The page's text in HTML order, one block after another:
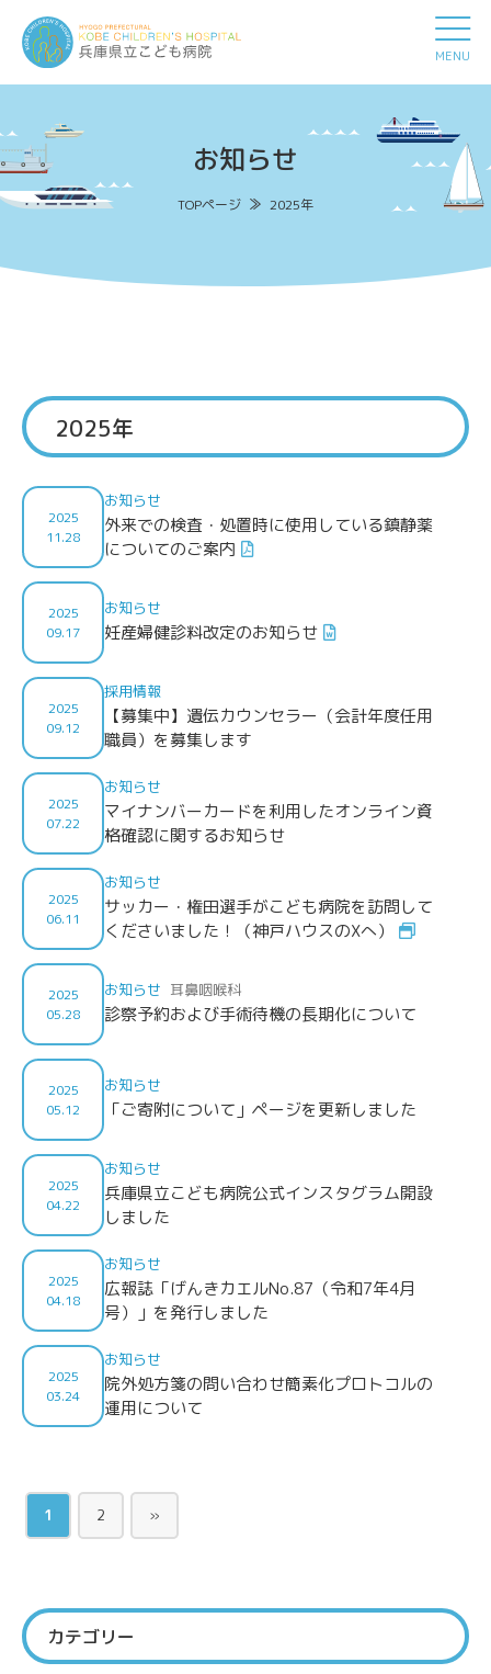
MENU
お知らせ
TOPページ 2025年
カテゴリー
2025年
2025
11.28
お知らせ
外来での検査・処置時に使用している鎮静薬
についてのご案内
2025
09.17
お知らせ
妊産婦健診料改定のお知らせ
2025
09.12
採用情報
【募集中】遺伝カウンセラー（会計年度任用
職員）を募集します
2025
07.22
お知らせ
マイナンバーカードを利用したオンライン資
格確認に関するお知らせ
2025
06.11
お知らせ
サッカー・権田選手がこども病院を訪問して
くださいました！（神戸ハウスのXへ）
2025
05.28
お知らせ 耳鼻咽喉科
診察予約および手術待機の長期化について
2025
05.12
お知らせ
「ご寄附について」ページを更新しました
2025
04.22
お知らせ
兵庫県立こども病院公式インスタグラム開設
しました
2025
04.18
お知らせ
広報誌「げんきカエルNo.87（令和7年4月
号）」を発行しました
2025
03.24
お知らせ
院外処方箋の問い合わせ簡素化プロトコルの
運用について
1 2 »